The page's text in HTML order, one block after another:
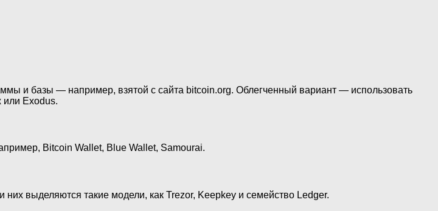
и базы — например, взятой с сайта bitcoin.org. Облегченный вариант — использовать
или Exodus.
Bitcoin Wallet, Blue Wallet, Samourai.
выделяются такие модели, как Trezor, Keepkey и семейство Ledger.